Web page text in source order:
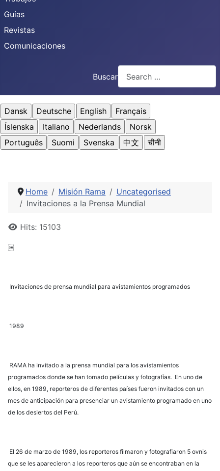
Guías
Revistas
Comunicaciones
Buscar
Home Misión Rama
Uncategorised
Invitaciones a la Prensa Mundial
DetailsHits: 15103
￼
Invitaciones de prensa mundial para avistamientos programados
1989
RAMA ha invitado a la prensa mundial para los avistamientos
programados donde se han tomado películas y fotografías. En uno de
ellos, en 1989, reporteros de diferentes países fueron invitados con un
mes de anticipación para presenciar un avistamiento programado en uno
de los desiertos del Perú.
El 26 de marzo de 1989, los reporteros filmaron y fotografiaron 5 ovnis
que se les aparecieron a los reporteros que aún se encontraban en la